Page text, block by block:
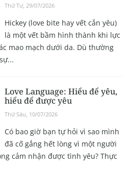
Thứ Tư, 29/07/2026
Hickey (love bite hay vết cắn yêu)
là một vết bầm hình thành khi lực
mao mạch dưới da. Dù thường
Love Language: Hiểu để yêu,
hiểu để được yêu
Thứ Sáu, 10/07/2026
Có bao giờ bạn tự hỏi vì sao mình
đã cố gắng hết lòng vì một người
cảm nhận được tình yêu? Thực